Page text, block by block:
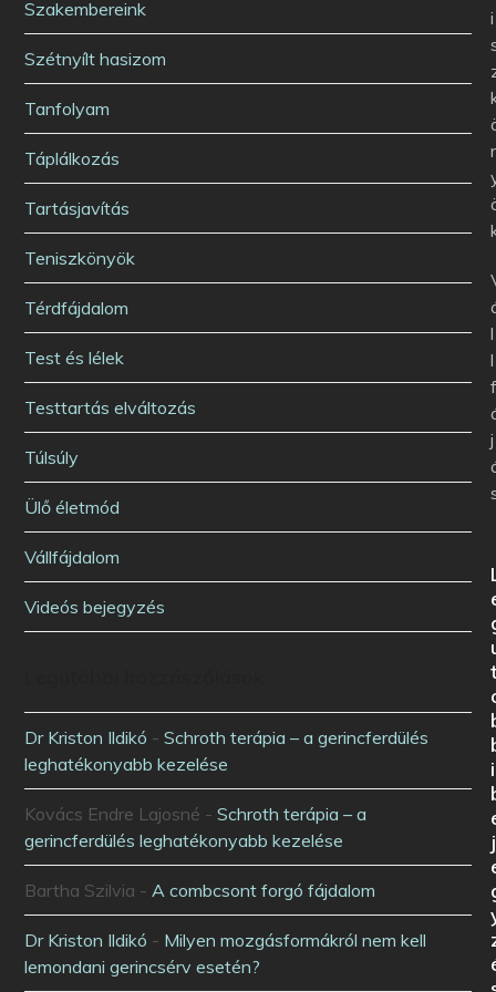
Szakembereink
Szétnyílt hasizom
Tanfolyam
Táplálkozás
Tartásjavítás
Teniszkönyök
Térdfájdalom
Test és lélek
Testtartás elváltozás
Túlsúly
Ülő életmód
Vállfájdalom
Videós bejegyzés
Dr Kriston Ildikó -Schroth terápia – a gerincferdülés
leghatékonyabb kezelése
Kovács Endre Lajosné -Schroth terápia – a
gerincferdülés leghatékonyabb kezelése
Bartha Szilvia - A combcsont forgó fájdalom
Dr Kriston Ildikó - Milyen mozgásformákról nem kell
lemondani gerincsérv esetén?
i
l
l
j
i
j